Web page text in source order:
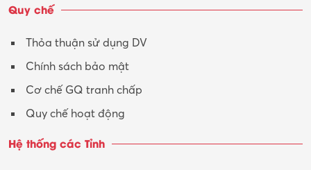
Quy chế
Thỏa thuận sử dụng DV
Chính sách bảo mật
Cơ chế GQ tranh chấp
Quy chế hoạt động
Hệ thống các Tỉnh